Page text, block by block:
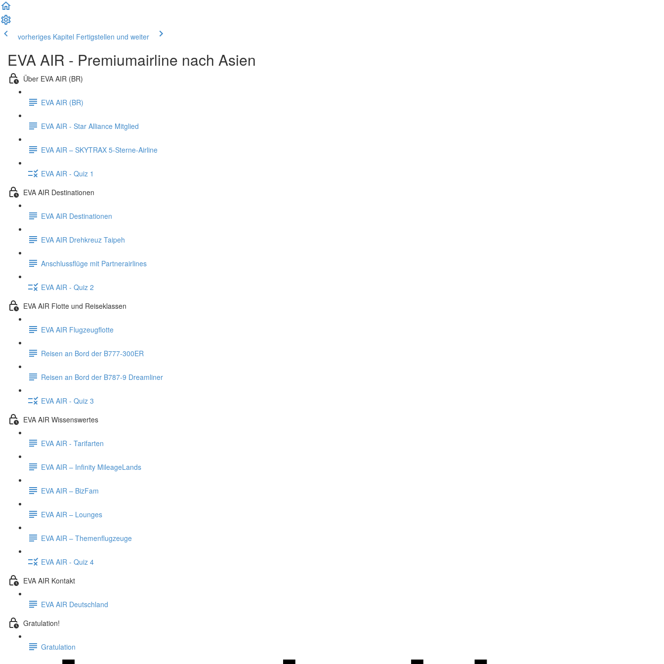
vorheriges Kapitel Fertigstellen und weiter
EVA AIR - Premiumairline nach Asien
Über EVA AIR (BR)
EVA AIR (BR)
EVA AIR - Star Alliance Mitglied
EVA AIR – SKYTRAX 5-Sterne-Airline
EVA AIR - Quiz 1
EVA AIR Destinationen
EVA AIR Destinationen
EVA AIR Drehkreuz Taipeh
Anschlussflüge mit Partnerairlines
EVA AIR - Quiz 2
EVA AIR Flotte und Reiseklassen
EVA AIR Flugzeugflotte
Reisen an Bord der B777-300ER
Reisen an Bord der B787-9 Dreamliner
EVA AIR - Quiz 3
EVA AIR Wissenswertes
EVA AIR - Tarifarten
EVA AIR – Infinity MileageLands
EVA AIR – BizFam
EVA AIR – Lounges
EVA AIR – Themenflugzeuge
EVA AIR - Quiz 4
EVA AIR Kontakt
EVA AIR Deutschland
Gratulation!
Gratulation